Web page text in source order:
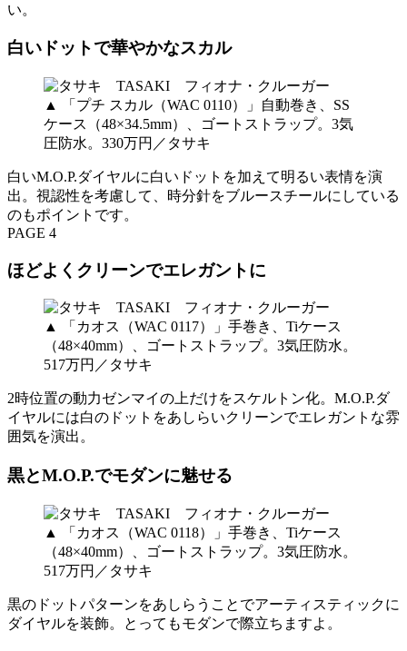
い。
白いドットで華やかなスカル
▲ 「プチ スカル（WAC 0110）」自動巻き、SS
ケース（48×34.5mm）、ゴートストラップ。3気
圧防水。330万円／タサキ
白いM.O.P.ダイヤルに白いドットを加えて明るい表情を演
出。視認性を考慮して、時分針をブルースチールにしている
のもポイントです。
PAGE 4
ほどよくクリーンでエレガントに
▲ 「カオス（WAC 0117）」手巻き、Tiケース
（48×40mm）、ゴートストラップ。3気圧防水。
517万円／タサキ
2時位置の動力ゼンマイの上だけをスケルトン化。M.O.P.ダ
イヤルには白のドットをあしらいクリーンでエレガントな雰
囲気を演出。
黒とM.O.P.でモダンに魅せる
▲ 「カオス（WAC 0118）」手巻き、Tiケース
（48×40mm）、ゴートストラップ。3気圧防水。
517万円／タサキ
黒のドットパターンをあしらうことでアーティスティックに
ダイヤルを装飾。とってもモダンで際立ちますよ。